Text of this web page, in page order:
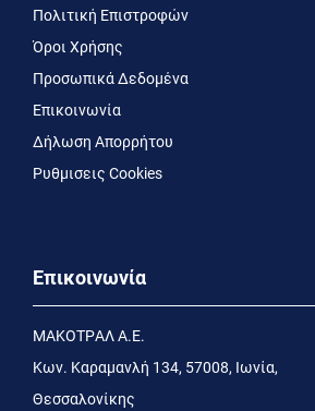
Πολιτική Επιστροφών
Όροι Χρήσης
Προσωπικά Δεδομένα
Επικοινωνία
Δήλωση Απορρήτου
Ρυθμισεις Cookies
Επικοινωνία
MΑΚΟΤΡΑΛ Α.Ε.
Kων. Kαραμανλή 134, 57008, Ιωνία,
Θεσσαλονίκης